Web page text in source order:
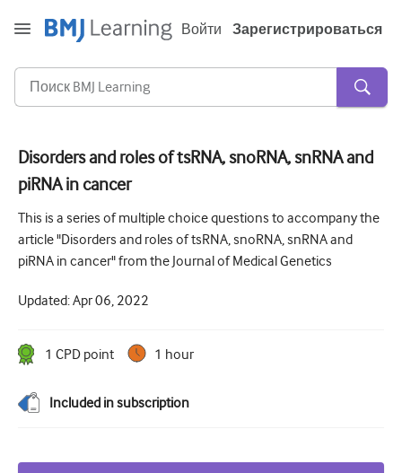
Войти Зарегистрироваться
Острая и неотложная помощь
Аллергия
Кардиология
Интенсивная терапия
Дерматология
ЛОР-органы
Disorders and roles of tsRNA, snoRNA, snRNA and
piRNA in cancer
This is a series of multiple choice questions to accompany the
article "Disorders and roles of tsRNA, snoRNA, snRNA and
piRNA in cancer" from the Journal of Medical Genetics
Updated:Apr 06, 2022
1 CPD point 1 hour
Included in subscription